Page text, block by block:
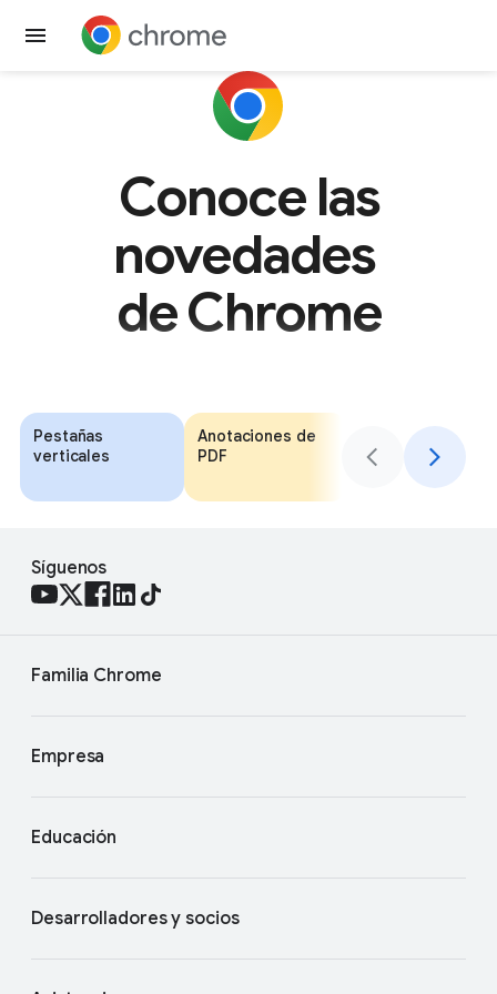
Obtener Chrome
Conoce las
novedades
de Chrome
Pestañas
verticales
Anotaciones de
PDF
con la Billetera
Síguenos
Familia Chrome
Empresa
Educación
Desarrolladores y socios